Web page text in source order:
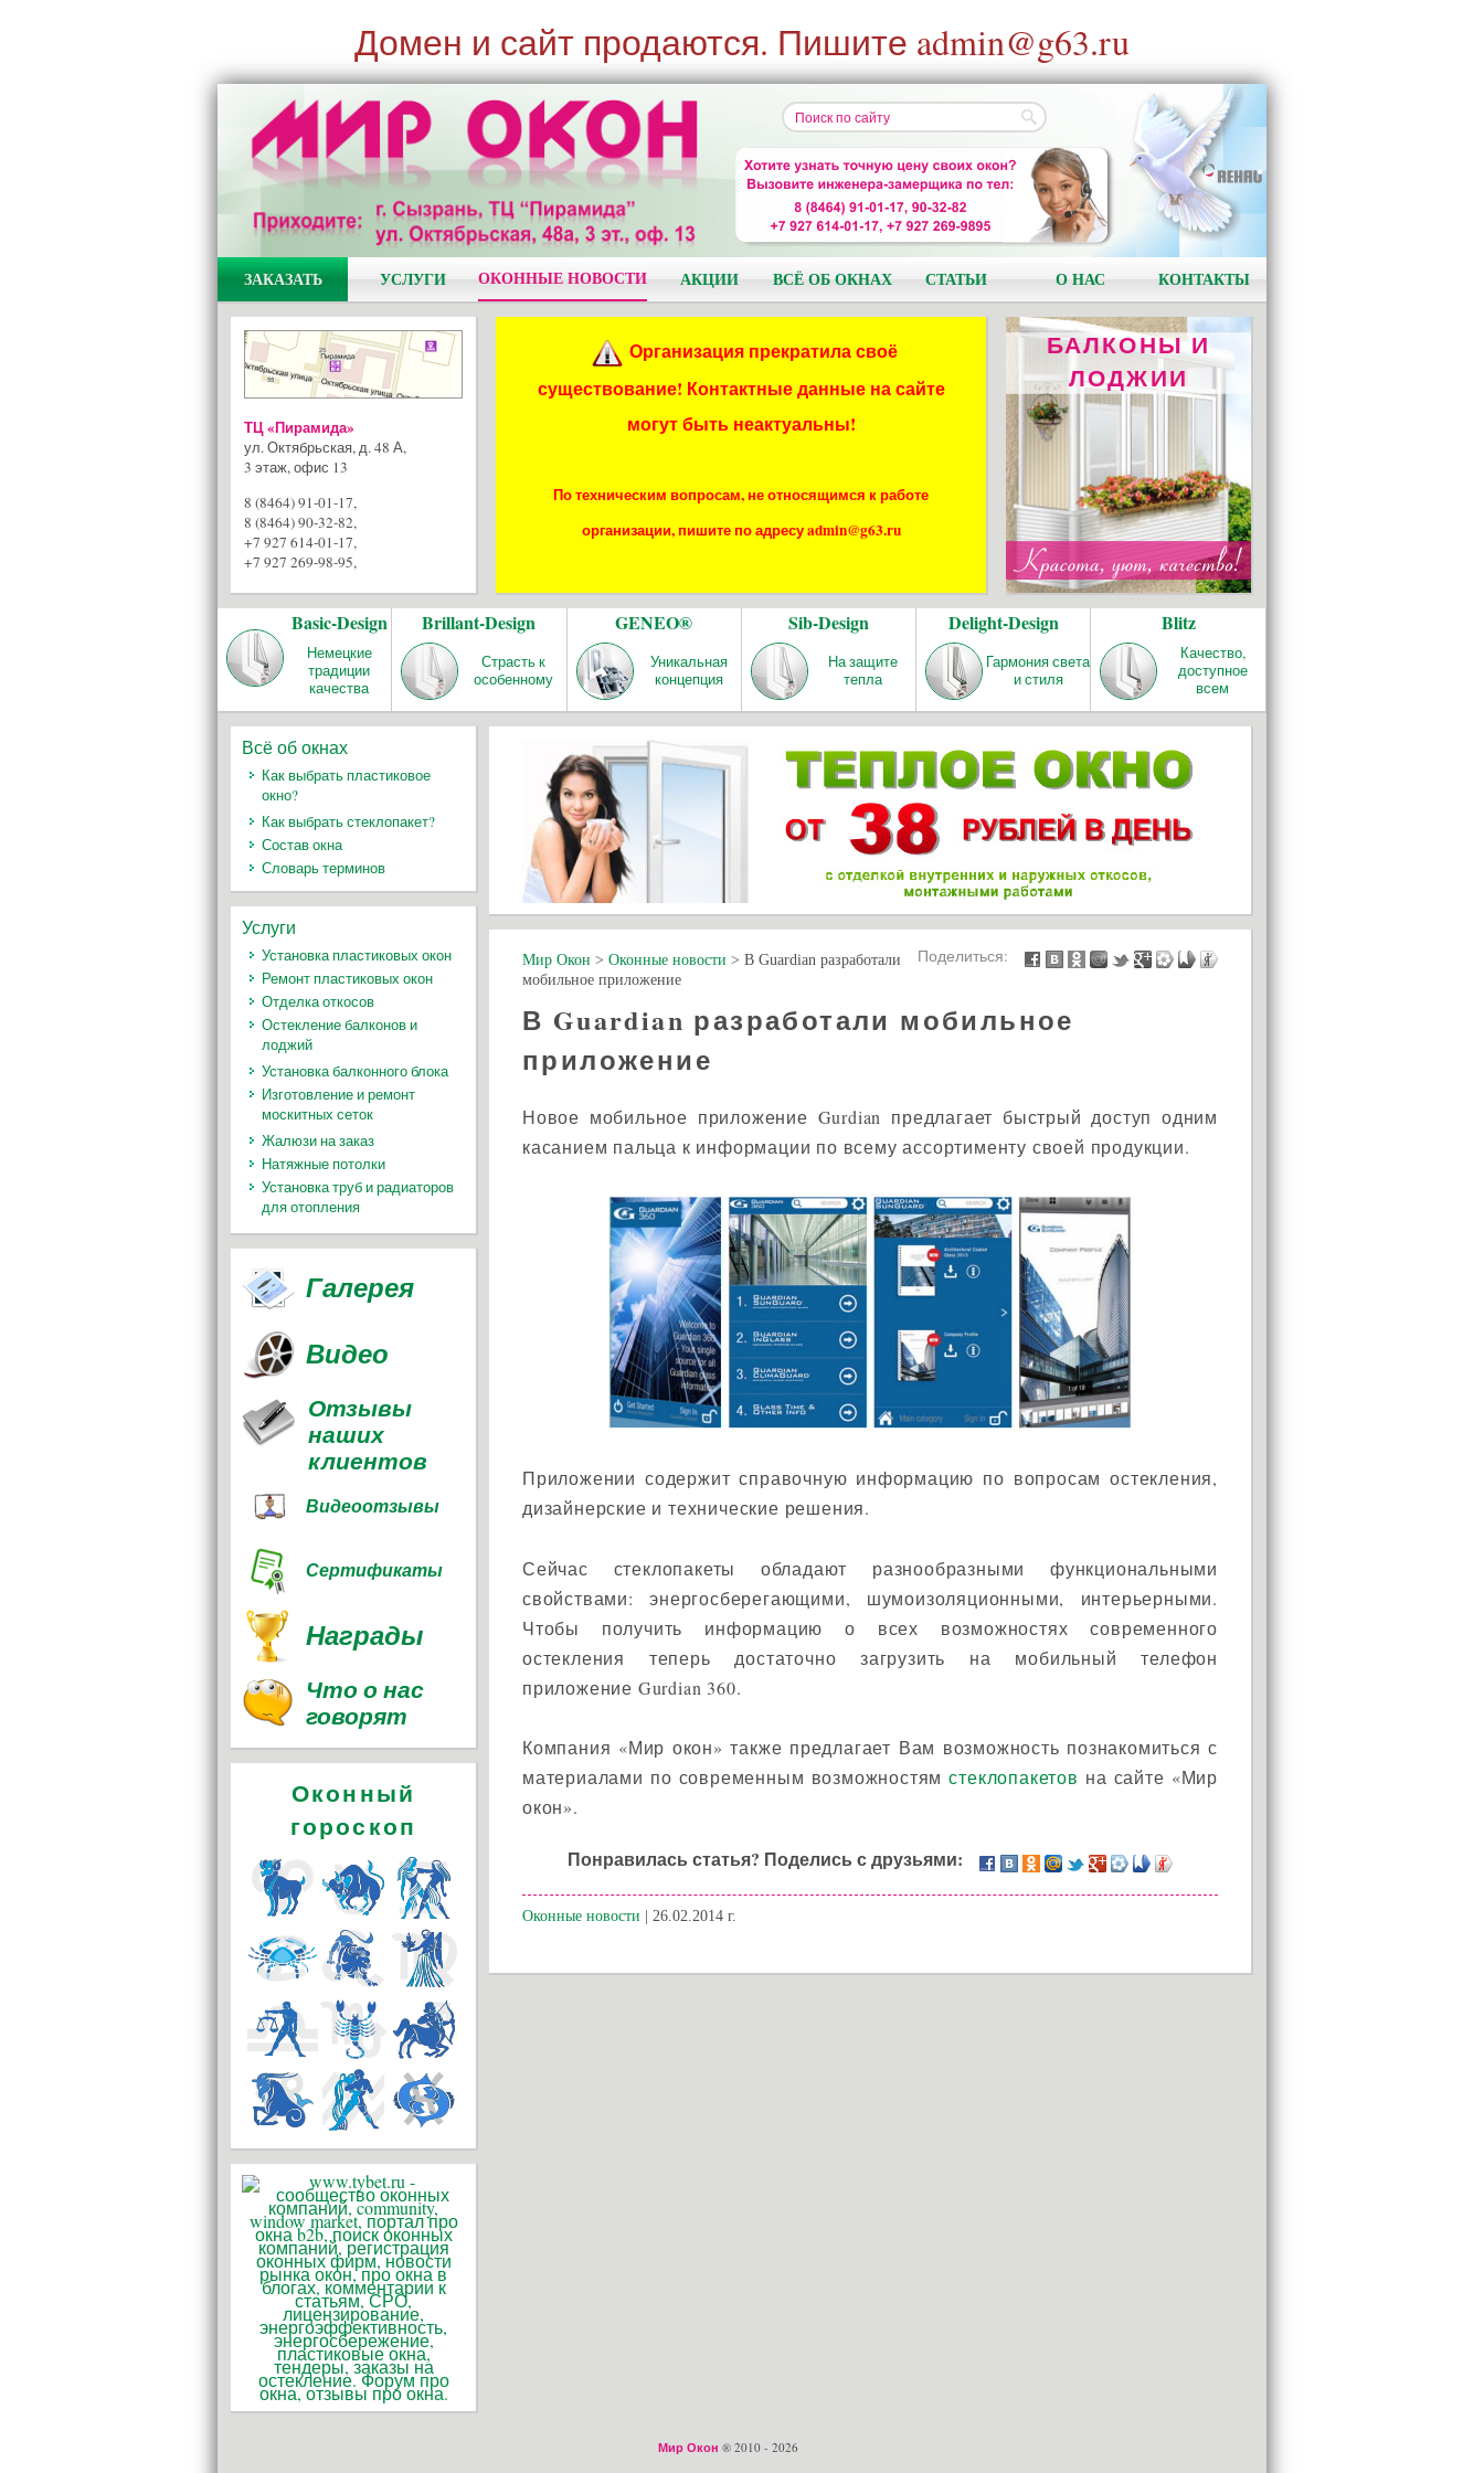
Домен и сайт продаются. Пишите admin@g63.ru
ЗАКАЗАТЬ УСЛУГИ ОКОННЫЕ НОВОСТИ АКЦИИ ВСЁ ОБ ОКНАХ СТАТЬИ О НАС КОНТАКТЫ
ТЦ «Пирамида»
ул. Октябрьская, д. 48 А,
3 этаж, офис 13
8 (8464) 91-01-17,
8 (8464) 90-32-82,
+7 927 614-01-17,
+7 927 269-98-95,
Организация прекратила своё
существование! Контактные данные на сайте
могут быть неактуальны!
По техническим вопросам, не относящимся к работе
организации, пишите по адресу admin@g63.ru
ОТОПЛЕНИЕ
REHAU RAUTITAN
Качество и надёжность!
БАЛКОНЫ И
ЛОДЖИИ
Установи окно и получи
в подарок подарочный
сертификат на сумму
1000 рублей!
Basic-Design
Немецкие
традиции
качества
Brillant-Design
Страсть к
особенному
GENEO®
Уникальная
концепция
Sib-Design
На защите
тепла
Delight-Design
Гармония света
и стиля
Blitz
Качество,
доступное
всем
Поделиться:
Мир Окон > Оконные новости > В Guardian разработали
мобильное приложение
В Guardian разработали мобильное
приложение
Новое мобильное приложение Gurdian предлагает быстрый доступ одним
касанием пальца к информации по всему ассортименту своей продукции.
Приложении содержит справочную информацию по вопросам остекления,
дизайнерские и технические решения.
Сейчас стеклопакеты обладают разнообразными функциональными
свойствами: энергосберегающими, шумоизоляционными, интерьерными.
Чтобы получить информацию о всех возможностях современного
остекления теперь достаточно загрузить на мобильный телефон
приложение Gurdian 360.
Компания «Мир окон» также предлагает Вам возможность познакомиться с
материалами по современным возможностямстеклопакетов на сайте «Мир
окон».
Понравилась статья? Поделись с друзьями:
Оконные новости | 26.02.2014 г.
Всё об окнах
Как выбрать пластиковое
окно?
Как выбрать стеклопакет?
Состав окна
Словарь терминов
Услуги
Установка пластиковых окон
Ремонт пластиковых окон
Отделка откосов
Остекление балконов и
лоджий
Установка балконного блока
Изготовление и ремонт
москитных сеток
Жалюзи на заказ
Натяжные потолки
Установка труб и радиаторов
для отопления
Галерея
Видео
Отзывы
наших
клиентов
Видеоотзывы
Сертификаты
Награды
Что о нас
говорят
Оконный
гороскоп
Мир Окон ® 2010 - 2026